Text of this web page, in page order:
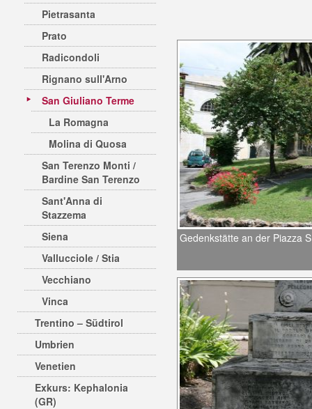
Pietrasanta
Prato
Radicondoli
Rignano sull'Arno
San Giuliano Terme
La Romagna
Molina di Quosa
San Terenzo Monti /
Bardine San Terenzo
Sant'Anna di
Stazzema
Siena
Vallucciole / Stia
Vecchiano
Vinca
Trentino – Südtirol
Umbrien
Venetien
Exkurs: Kephalonia
(GR)
Gedenkstätte an der Piazza